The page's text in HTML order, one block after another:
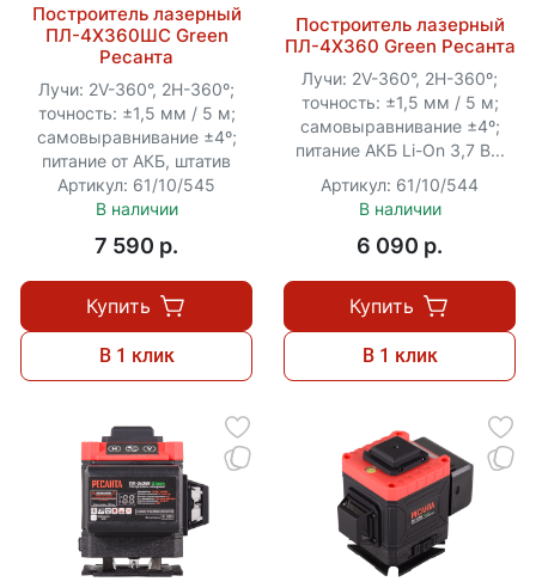
Построитель лазерный
ПЛ-4Х360ШС Green
Ресанта
Лучи: 2V-360°, 2H-360º;
точность: ±1,5 мм / 5 м;
самовыравнивание ±4º;
питание от АКБ, штатив
Артикул: 61/10/545
В наличии
7 590 p.
Купить
В 1 клик
Построитель лазерный
ПЛ-4Х360 Green Ресанта
Лучи: 2V-360°, 2H-360º;
точность: ±1,5 мм / 5 м;
самовыравнивание ±4º;
питание АКБ Li-On 3,7 В...
Артикул: 61/10/544
В наличии
6 090 p.
Купить
В 1 клик